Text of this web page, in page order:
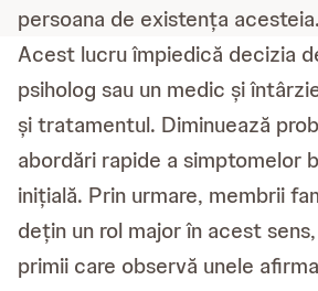
persoana de existența acesteia.
Acest lucru împiedică decizia
psiholog sau un medic și
și tratamentul. Diminuează
abordări rapide a simptomelor
inițială. Prin urmare, membrii
dețin un rol major în acest
primii care observă unele